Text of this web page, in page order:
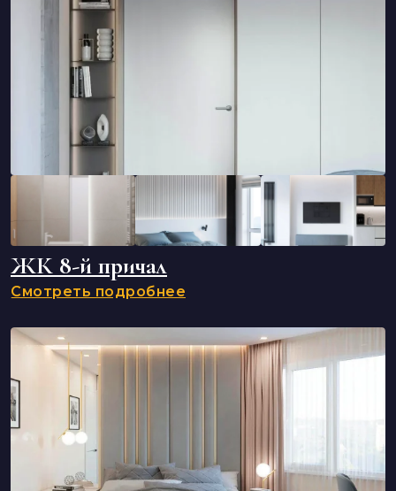
ЖК 8-й причал
Смотреть подробнее